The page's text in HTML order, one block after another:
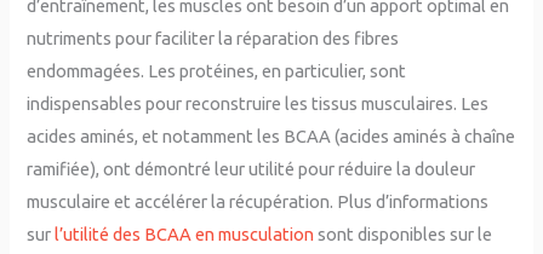
d’entraînement, les muscles ont besoin d’un apport optimal en
nutriments pour faciliter la réparation des fibres
endommagées. Les protéines, en particulier, sont
indispensables pour reconstruire les tissus musculaires. Les
acides aminés, et notamment les BCAA (acides aminés à chaîne
ramifiée), ont démontré leur utilité pour réduire la douleur
musculaire et accélérer la récupération. Plus d’informations
surl’utilité des BCAA en musculation sont disponibles sur le